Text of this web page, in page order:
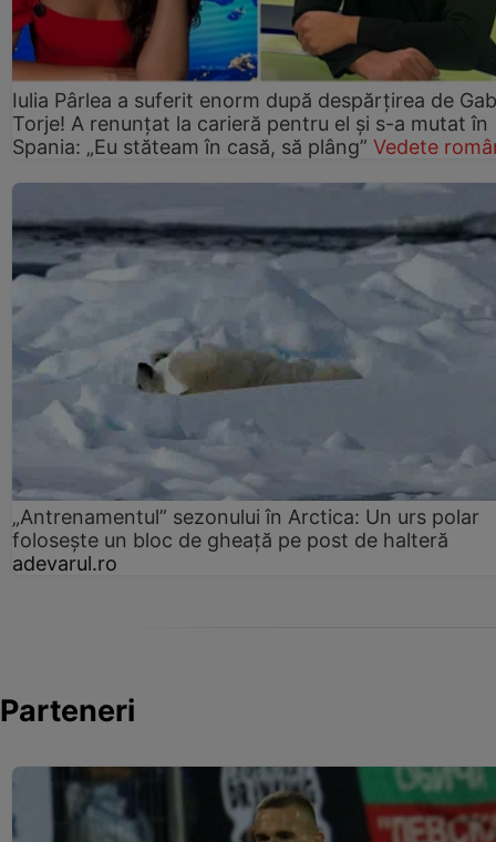
Iulia Pârlea a suferit enorm după despărțirea de
Torje! A renunțat la carieră pentru el și s-a mutat în
Spania: „Eu stăteam în casă, să plâng” Vedete
„Antrenamentul” sezonului în Arctica: Un urs polar
folosește un bloc de gheață pe post de halteră
adevarul.ro
Parteneri